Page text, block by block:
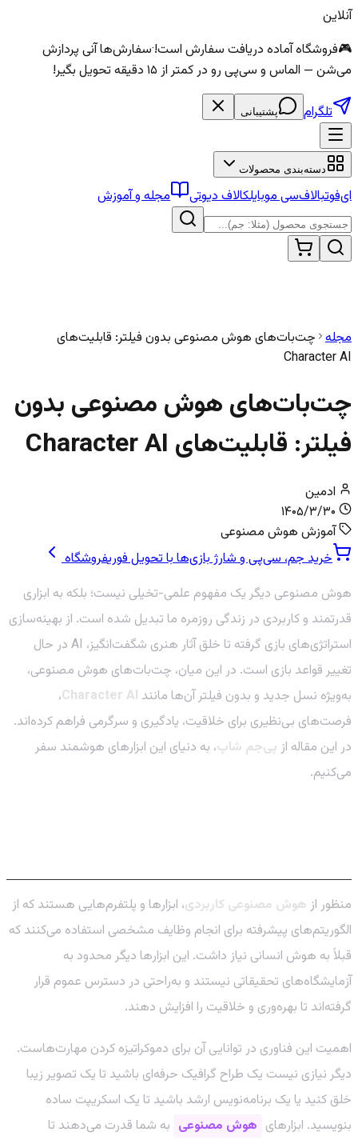
آنلاین
🎮فروشگاه آماده دریافت سفارش است!·سفارش‌ها آنی پردازش
می‌شن — الماس و سی‌پی رو در کمتر از ۱۵ دقیقه تحویل بگیر!
تلگرام پشتیبانی
دسته‌بندی محصولات
ای‌فوتبالاف‌سی موبایلکالاف دیوتی مجله و آموزش
مجله چت‌بات‌های هوش مصنوعی بدون فیلتر: قابلیت‌های
Character AI
چت‌بات‌های هوش مصنوعی بدون
فیلتر: قابلیت‌های Character AI
ادمین
۱۴۰۵/۳/۳۰
آموزش هوش مصنوعی
خرید جم، سی‌پی و شارژ بازی‌ها با تحویل فوریفروشگاه
هوش مصنوعی دیگر یک مفهوم علمی-تخیلی نیست؛ بلکه به ابزاری
قدرتمند و کاربردی در زندگی روزمره ما تبدیل شده است. از بهینه‌سازی
استراتژی‌های بازی گرفته تا خلق آثار هنری شگفت‌انگیز، AI در حال
تغییر قواعد بازی است. در این میان، چت‌بات‌های هوش مصنوعی،
به‌ویژه نسل جدید و بدون فیلتر آن‌ها مانند Character AI،
فرصت‌های بی‌نظیری برای خلاقیت، یادگیری و سرگرمی فراهم کرده‌اند.
در این مقاله از پی‌جم شاپ، به دنیای این ابزارهای هوشمند سفر
می‌کنیم.
منظور از هوش مصنوعی کاربردی، ابزارها و پلتفرم‌هایی هستند که از
الگوریتم‌های پیشرفته برای انجام وظایف مشخصی استفاده می‌کنند که
قبلاً به هوش انسانی نیاز داشت. این ابزارها دیگر محدود به
آزمایشگاه‌های تحقیقاتی نیستند و به‌راحتی در دسترس عموم قرار
گرفته‌اند تا بهره‌وری و خلاقیت را افزایش دهند.
اهمیت این فناوری در توانایی آن برای دموکراتیزه کردن مهارت‌هاست.
دیگر نیازی نیست یک طراح گرافیک حرفه‌ای باشید تا یک تصویر زیبا
خلق کنید یا یک برنامه‌نویس ارشد باشید تا یک اسکریپت ساده
بنویسید. ابزارهای هوش مصنوعی به شما قدرت می‌دهند تا